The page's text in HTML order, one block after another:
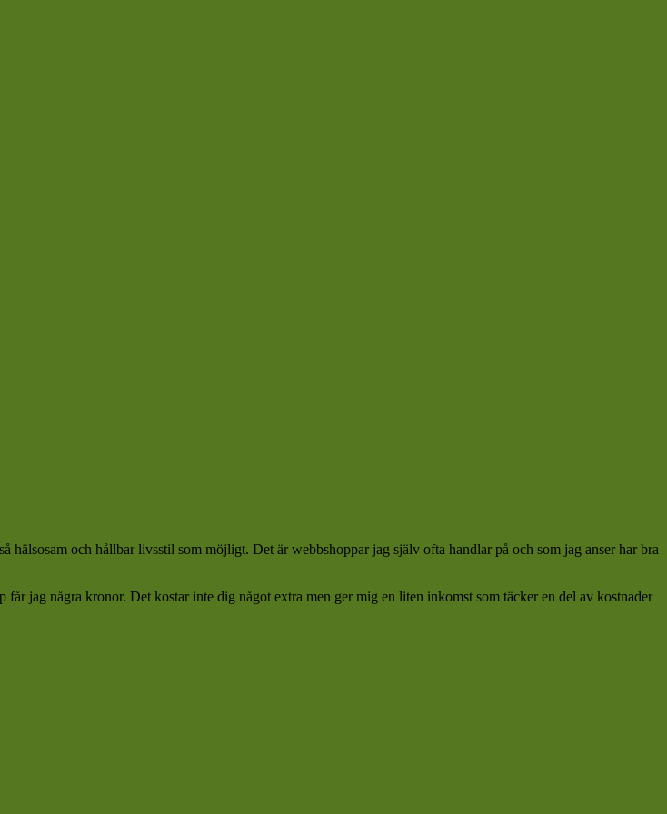
och hållbar livsstil som möjligt. Det är webbshoppar jag själv ofta handlar på och som jag anser har bra
jag några kronor. Det kostar inte dig något extra men ger mig en liten inkomst som täcker en del av kostnader